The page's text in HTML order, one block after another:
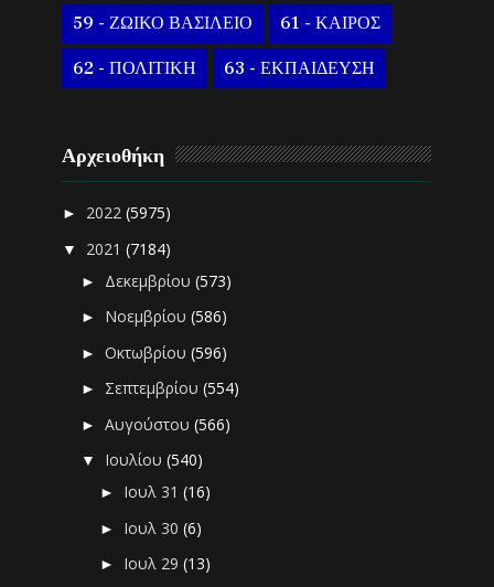
59 - ΖΩΙΚΟ ΒΑΣΙΛΕΙΟ 61 - ΚΑΙΡΟΣ
62 - ΠΟΛΙΤΙΚΗ 63 - ΕΚΠΑΙΔΕΥΣΗ
Αρχειοθήκη
► 2022(5975)
▼ 2021(7184)
► Δεκεμβρίου(573)
► Νοεμβρίου(586)
►Οκτωβρίου(596)
► Σεπτεμβρίου(554)
►Αυγούστου(566)
▼ Ιουλίου(540)
► Ιουλ 31(16)
► Ιουλ 30(6)
► Ιουλ 29(13)